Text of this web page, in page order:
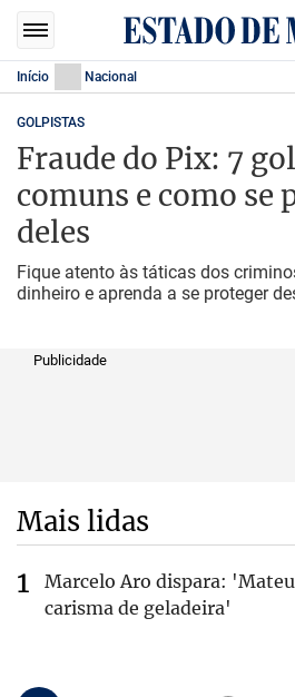
Início Nacional
GOLPISTAS
Fraude do Pix: 7
comuns e como se
deles
Fique atento às táticas dos
dinheiro e aprenda a se proteger
Publicidade
Mais lidas
Marcelo Aro dispara:
carisma de geladeira'